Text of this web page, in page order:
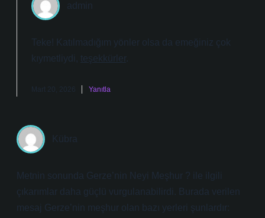
admin
Teke! Katılmadığım yönler olsa da emeğiniz çok
kıymetliydi, teşekkürler.
Mart 20, 2026 Yanıtla
Kübra
Metnin sonunda Gerze’nin Neyi Meşhur ? ile ilgili
çıkarımlar daha güçlü vurgulanabilirdi. Burada verilen
mesaj Gerze’nin meşhur olan bazı yerleri şunlardır: